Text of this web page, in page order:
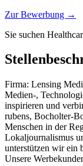
Zur Bewerbung →
Sie suchen
Firma: Lensing
Medien-,
inspirieren und
rubens, Bocholter-
Menschen in der
Lokaljournalismus
unterstützen wir ein
Unsere